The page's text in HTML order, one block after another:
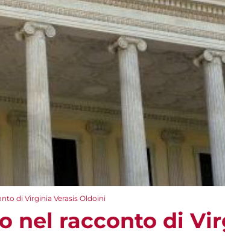
di Virginia Verasis Oldoini
nel racconto di